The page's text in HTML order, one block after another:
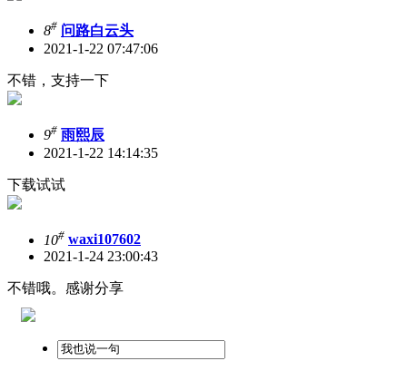
8# 问路白云头
2021-1-22 07:47:06
不错，支持一下
9# 雨熙辰
2021-1-22 14:14:35
下载试试
10# waxi107602
2021-1-24 23:00:43
不错哦。感谢分享